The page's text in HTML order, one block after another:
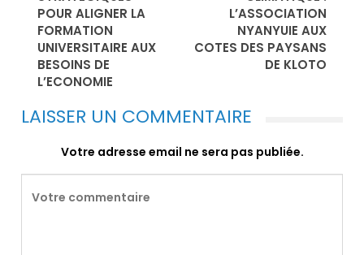
POUR ALIGNER LA
FORMATION
UNIVERSITAIRE AUX
BESOINS DE
L’ECONOMIE
L’ASSOCIATION
NYANYUIE AUX
COTES DES PAYSANS
DE KLOTO
LAISSER UN COMMENTAIRE
Votre adresse email ne sera pas publiée.